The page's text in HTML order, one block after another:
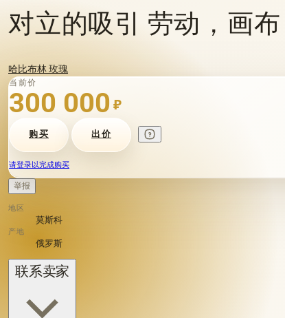
对立的吸引 劳动，画布
哈比布林 玫瑰
当前价
300 000 ₽
购买 出价
请登录以完成购买
举报
地区
莫斯科
产地
俄罗斯
联系卖家